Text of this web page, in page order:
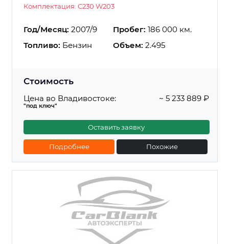
Комплектация: C230 W203
Год/Месяц: 2007/9 Пробег: 186 000 км.
Топливо: Бензин Объем: 2.495
Стоимость
Цена во Владивостоке:
"под ключ"
~ 5 233 889 ₽
Оставить заявку
Подробнее Похожие